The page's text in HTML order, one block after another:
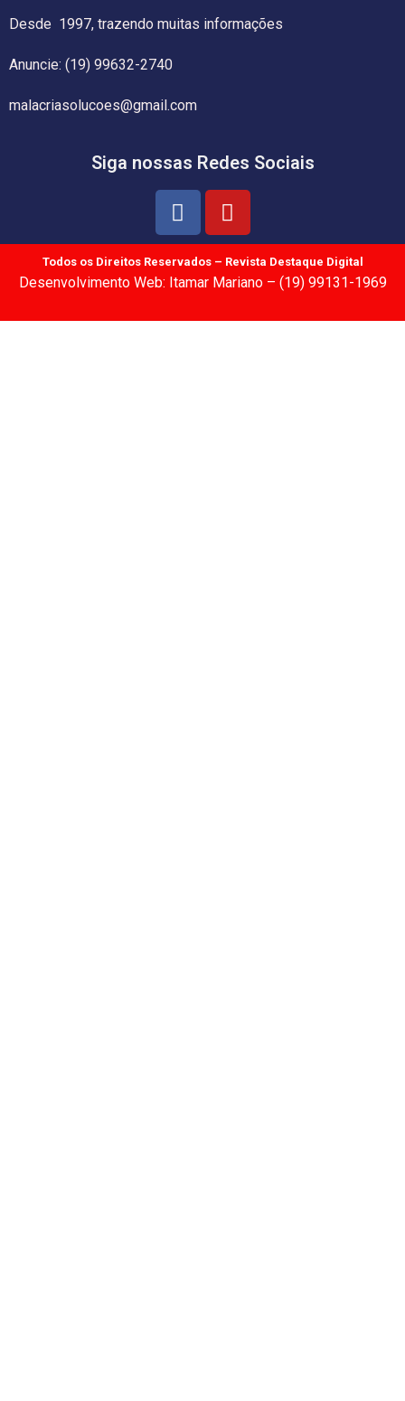
Desde 1997, trazendo muitas informações
Anuncie: (19) 99632-2740
malacriasolucoes@gmail.com
Siga nossas Redes Sociais
Todos os Direitos Reservados – Revista Destaque Digital
Desenvolvimento Web: Itamar Mariano – (19) 99131-1969